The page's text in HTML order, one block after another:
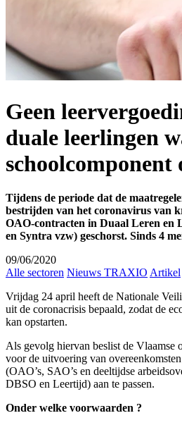
Geen
duale leerlingen
schoolcomponent
Tijdens de periode dat de
bestrijden van het coronavirus van
OAO-contracten in Duaal Leren en
en Syntra vzw) geschorst. Sinds 4
09/06/2020
Alle sectoren Nieuws TRAXIO Artikel
Vrijdag 24 april heeft de Nationale
uit de coronacrisis bepaald, zodat de
kan opstarten.
Als gevolg hiervan beslist de Vlaamse
voor de uitvoering van
(OAO’s, SAO’s en deeltijdse
DBSO en Leertijd) aan te passen.
Onder welke voorwaarden ?